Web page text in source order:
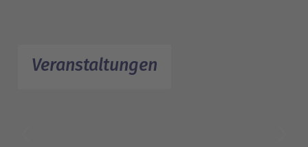
Veranstaltungen